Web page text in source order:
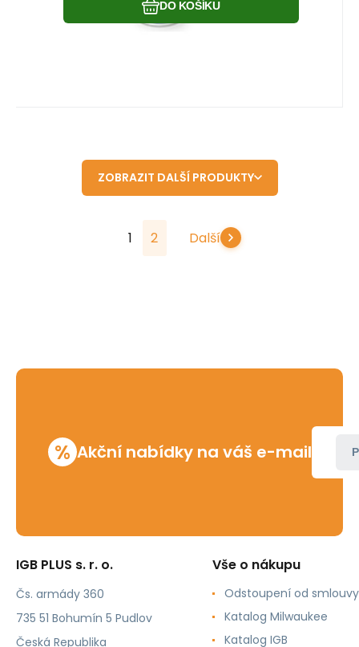
DO KOŠÍKU
ZOBRAZIT DALŠÍ PRODUKTY
1 2 Další
% Akční nabídky na váš e-mail
IGB PLUS s. r. o.
Čs. armády 360
735 51 Bohumín 5 Pudlov
Česká Republika
Vše o nákupu
Odstoupení od smlouvy
Katalog Milwaukee
Katalog IGB